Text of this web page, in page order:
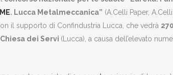
. Lucca Metalmeccanica” (A.Celli Paper,
il supporto di Confindustria Lucca, che vedrà
Chiesa dei Servi (Lucca), a causa dell’elevato